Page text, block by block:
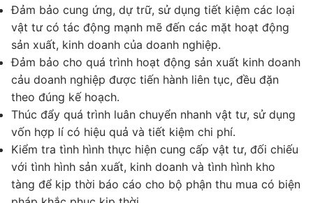
Đảm bảo cung ứng, dự trữ, sử dụng tiết kiệm các loại
vật tư có tác động mạnh mẽ đến các mặt hoạt động
sản xuất, kinh doanh của doanh nghiệp.
Đảm bảo cho quá trình hoạt động sản xuất kinh doanh
cảu doanh nghiệp được tiến hành liên tục, đều đặn
theo đúng kế hoạch.
Thúc đẩy quá trình luân chuyển nhanh vật tư, sử dụng
vốn hợp lí có hiệu quả và tiết kiệm chi phí.
Kiểm tra tình hình thực hiện cung cấp vật tư, đối chiếu
với tình hình sản xuất, kinh doanh và tình hình kho
tàng để kịp thời báo cáo cho bộ phận thu mua có biện